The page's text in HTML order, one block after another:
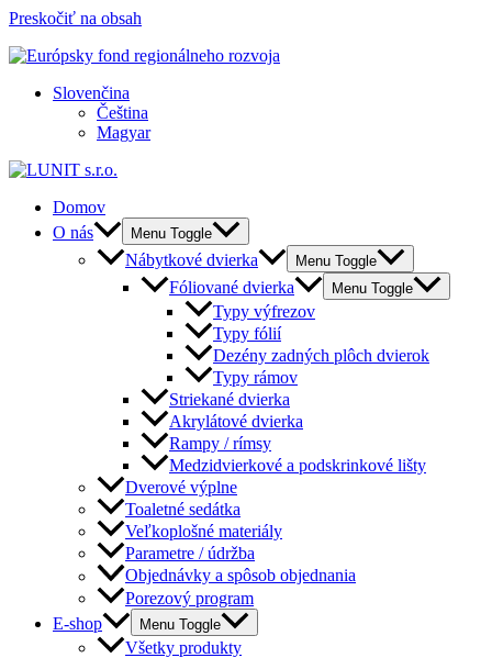
Preskočiť na obsah
Slovenčina
Čeština
Magyar
Domov
O nás
Menu Toggle
Nábytkové dvierka Menu Toggle
Fóliované dvierka Menu Toggle
Typy výfrezov
Typy fólií
Dezény zadných plôch dvierok
Typy rámov
Striekané dvierka
Akrylátové dvierka
Rampy / rímsy
Medzidvierkové a podskrinkové lišty
Dverové výplne
Toaletné sedátka
Veľkoplošné materiály
Parametre / údržba
Objednávky a spôsob objednania
Porezový program
E-shop
Menu Toggle
Všetky produkty